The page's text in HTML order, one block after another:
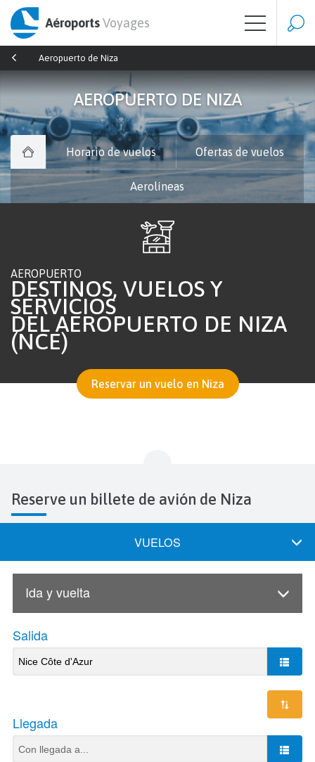
AéroportsVoyages
Aeropuerto de Niza
AEROPUERTO DE NIZA
Horario de vuelos Ofertas de vuelos
Aerolíneas
AEROPUERTO
DESTINOS, VUELOS Y
SERVICIOS
DEL AEROPUERTO DE NIZA
(NCE)
Reservar un vuelo en Niza
Reserve un billete de avión de Niza